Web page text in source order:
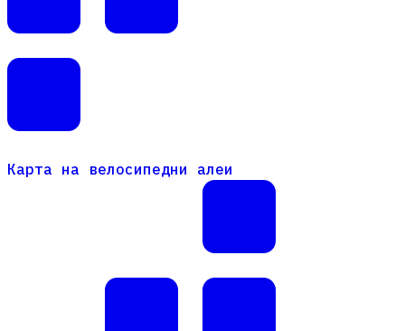
Карта на велосипедни алеи
Карта на велосипедни алеи